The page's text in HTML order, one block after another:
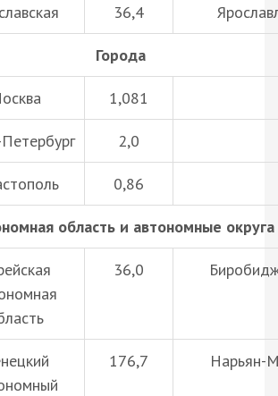
36,4
Города
1,081
2,0
0,86
область и автономные округа
36,0
176,7 Нарьян-